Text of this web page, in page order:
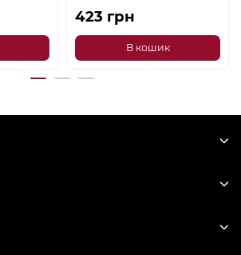
423 грн
В кошик